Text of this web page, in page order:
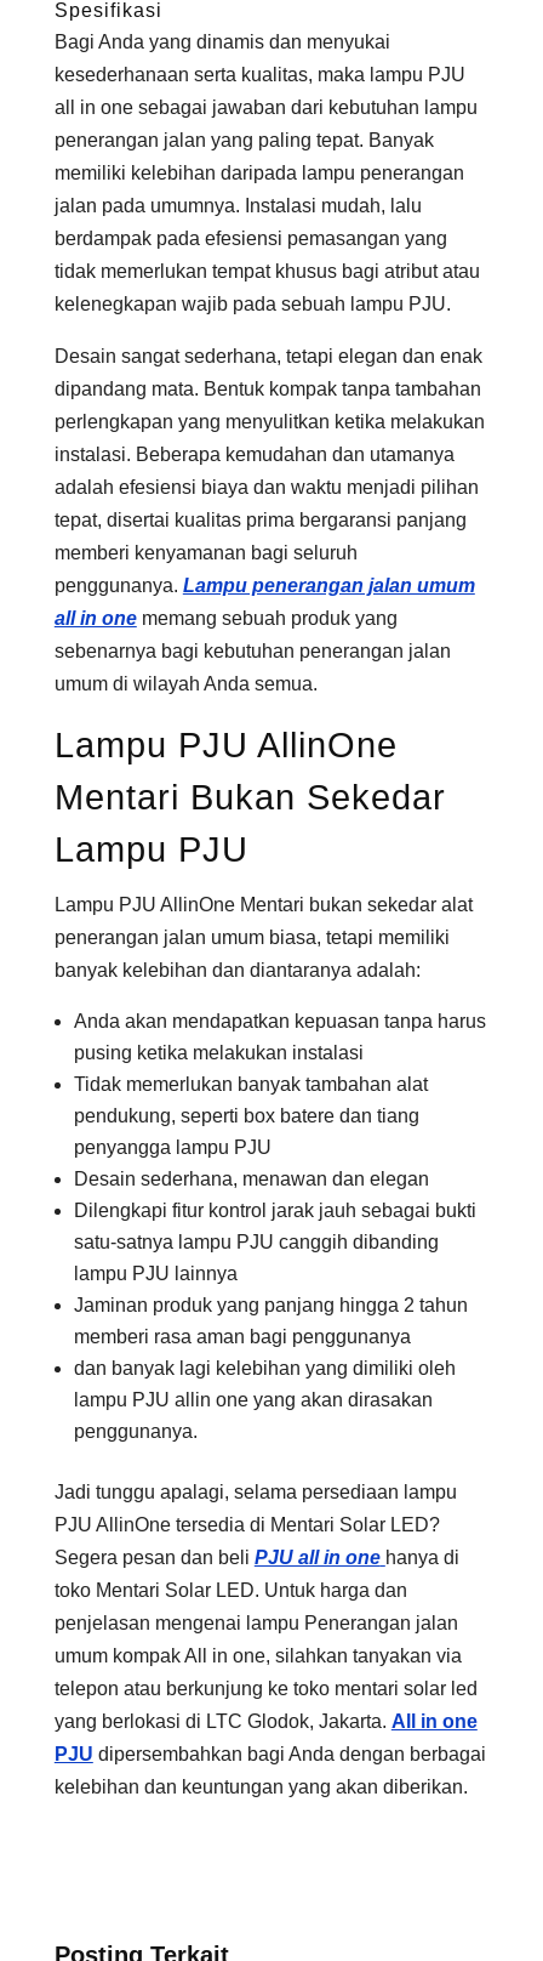
Spesifikasi
Bagi Anda yang dinamis dan menyukai
kesederhanaan serta kualitas, maka lampu PJU
all in one sebagai jawaban dari kebutuhan lampu
penerangan jalan yang paling tepat. Banyak
memiliki kelebihan daripada lampu penerangan
jalan pada umumnya. Instalasi mudah, lalu
berdampak pada efesiensi pemasangan yang
tidak memerlukan tempat khusus bagi atribut atau
kelenegkapan wajib pada sebuah lampu PJU.
Desain sangat sederhana, tetapi elegan dan enak
dipandang mata. Bentuk kompak tanpa tambahan
perlengkapan yang menyulitkan ketika melakukan
instalasi. Beberapa kemudahan dan utamanya
adalah efesiensi biaya dan waktu menjadi pilihan
tepat, disertai kualitas prima bergaransi panjang
memberi kenyamanan bagi seluruh
penggunanya. Lampu penerangan jalan umum
all in onememang sebuah produk yang
sebenarnya bagi kebutuhan penerangan jalan
umum di wilayah Anda semua.
Lampu PJU AllinOne
Mentari Bukan Sekedar
Lampu PJU
Lampu PJU AllinOne Mentari bukan sekedar alat
penerangan jalan umum biasa, tetapi memiliki
banyak kelebihan dan diantaranya adalah:
Anda akan mendapatkan kepuasan tanpa harus
pusing ketika melakukan instalasi
Tidak memerlukan banyak tambahan alat
pendukung, seperti box batere dan tiang
penyangga lampu PJU
Desain sederhana, menawan dan elegan
Dilengkapi fitur kontrol jarak jauh sebagai bukti
satu-satnya lampu PJU canggih dibanding
lampu PJU lainnya
Jaminan produk yang panjang hingga 2 tahun
memberi rasa aman bagi penggunanya
dan banyak lagi kelebihan yang dimiliki oleh
lampu PJU allin one yang akan dirasakan
penggunanya.
Jadi tunggu apalagi, selama persediaan lampu
PJU AllinOne tersedia di Mentari Solar LED?
Segera pesan dan beli PJU all in one hanya di
toko Mentari Solar LED. Untuk harga dan
penjelasan mengenai lampu Penerangan jalan
umum kompak All in one, silahkan tanyakan via
telepon atau berkunjung ke toko mentari solar led
yang berlokasi di LTC Glodok, Jakarta. All in one
PJU dipersembahkan bagi Anda dengan berbagai
kelebihan dan keuntungan yang akan diberikan.
Posting Terkait